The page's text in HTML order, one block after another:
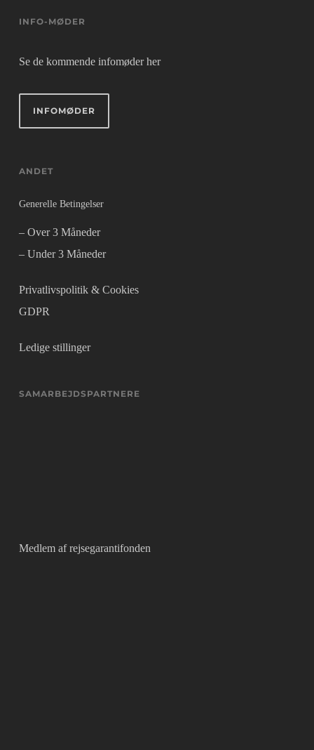
INFO-MØDER
Se de kommende infomøder her
INFOMØDER
ANDET
Generelle Betingelser
– Over 3 Måneder
– Under 3 Måneder
Privatlivspolitik & Cookies
GDPR
Ledige stillinger
SAMARBEJDSPARTNERE
Medlem af rejsegarantifonden